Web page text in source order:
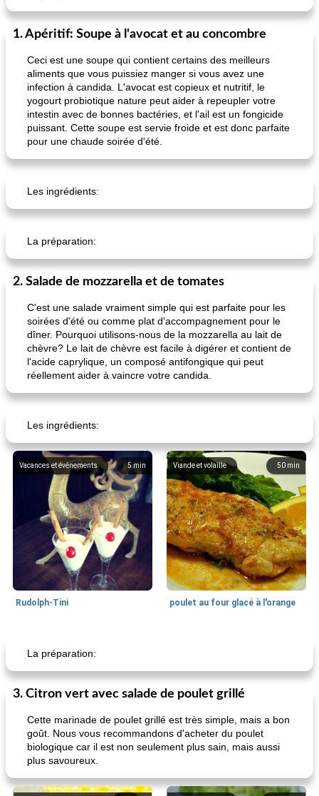
pois chiches rôtis aux épices amandes au cheddar rôti
1. Apéritif: Soupe à l'avocat et au concombre
Ceci est une soupe qui contient certains des meilleurs
aliments que vous puissiez manger si vous avez une
infection à candida. L'avocat est copieux et nutritif, le
yogourt probiotique nature peut aider à repeupler votre
intestin avec de bonnes bactéries, et l'ail est un fongicide
puissant. Cette soupe est servie froide et est donc parfaite
pour une chaude soirée d'été.
Les ingrédients:
La préparation:
2. Salade de mozzarella et de tomates
C'est une salade vraiment simple qui est parfaite pour les
soirées d'été ou comme plat d'accompagnement pour le
dîner. Pourquoi utilisons-nous de la mozzarella au lait de
chèvre? Le lait de chèvre est facile à digérer et contient de
l'acide caprylique, un composé antifongique qui peut
réellement aider à vaincre votre candida.
Les ingrédients:
5min
Vacances et événements
Rudolph-Tini
50 min
Viande et volaille
poulet au four glacé à l'orange
pouding au chocolat maison ananas cuit au four avec des craquelins
La préparation:
3. Citron vert avec salade de poulet grillé
Cette marinade de poulet grillé est très simple, mais a bon
goût. Nous vous recommandons d'acheter du poulet
biologique car il est non seulement plus sain, mais aussi
plus savoureux.